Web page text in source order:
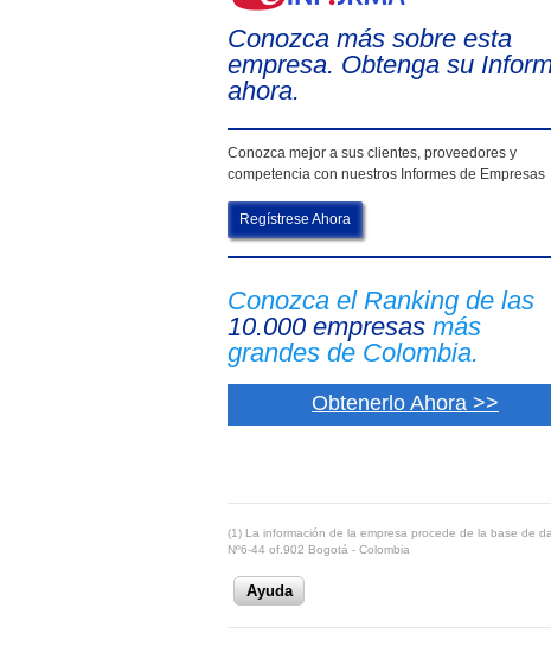
Conozca más sobre esta
empresa. Obtenga su
ahora.
Conozca mejor a sus clientes, proveedores y
competencia con nuestros Informes de Empresas
Regístrese Ahora
Conozca el Ranking de las
10.000 empresas más
grandes de Colombia.
Obtenerlo Ahora >>
(1) La información de la empresa procede de la base de
Nº6-44 of.902 Bogotá - Colombia
Ayuda